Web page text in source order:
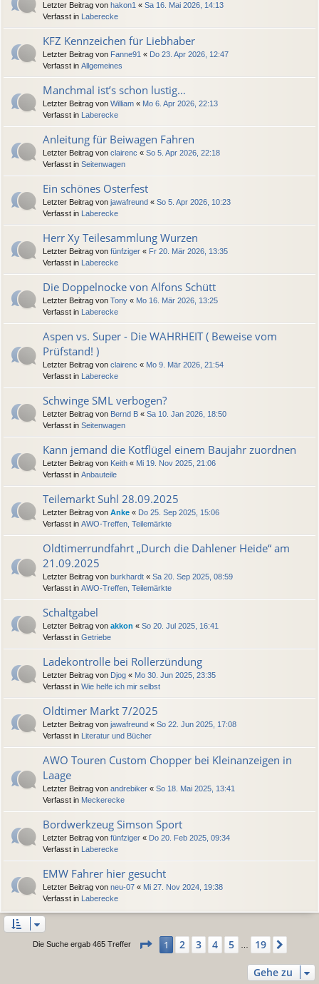
Letzter Beitrag von hakon1 « Sa 16. Mai 2026, 14:13
Verfasst in
Laberecke
KFZ Kennzeichen für Liebhaber
Letzter Beitrag von Fanne91 « Do 23. Apr 2026, 12:47
Verfasst in Allgemeines
Manchmal ist’s schon lustig…
Letzter Beitrag von William « Mo 6. Apr 2026, 22:13
Verfasst in
Laberecke
Anleitung für Beiwagen Fahren
Letzter Beitrag von clairenc « So 5. Apr 2026, 22:18
Verfasst in Seitenwagen
Ein schönes Osterfest
Letzter Beitrag von jawafreund « So 5. Apr 2026, 10:23
Verfasst in
Laberecke
Herr Xy Teilesammlung Wurzen
Letzter Beitrag von fünfziger « Fr 20. Mär 2026, 13:35
Verfasst in
Laberecke
Die Doppelnocke von Alfons Schütt
Letzter Beitrag von Tony « Mo 16. Mär 2026, 13:25
Verfasst in
Laberecke
Aspen vs. Super - Die WAHRHEIT ( Beweise vom
Prüfstand! )
Letzter Beitrag von clairenc « Mo 9. Mär 2026, 21:54
Verfasst in
Laberecke
Schwinge SML verbogen?
Letzter Beitrag von Bernd B « Sa 10. Jan 2026, 18:50
Verfasst in Seitenwagen
Kann jemand die Kotflügel einem Baujahr zuordnen
Letzter Beitrag von Keith « Mi 19. Nov 2025, 21:06
Verfasst in Anbauteile
Teilemarkt Suhl 28.09.2025
Letzter Beitrag von Anke « Do 25. Sep 2025, 15:06
Verfasst in AWO-Treffen, Teilemärkte
Oldtimerrundfahrt „Durch die Dahlener Heide“ am
21.09.2025
Letzter Beitrag von burkhardt « Sa 20. Sep 2025, 08:59
Verfasst in AWO-Treffen, Teilemärkte
Schaltgabel
Letzter Beitrag von akkon « So 20. Jul 2025, 16:41
Verfasst in Getriebe
Ladekontrolle bei Rollerzündung
Letzter Beitrag von Djog « Mo 30. Jun 2025, 23:35
Verfasst in Wie helfe ich mir selbst
Oldtimer Markt 7/2025
Letzter Beitrag von jawafreund « So 22. Jun 2025, 17:08
Verfasst in
Literatur und Bücher
AWO Touren Custom Chopper bei Kleinanzeigen in
Laage
Letzter Beitrag von andrebiker « So 18. Mai 2025, 13:41
Verfasst in Meckerecke
Bordwerkzeug Simson Sport
Letzter Beitrag von fünfziger « Do 20. Feb 2025, 09:34
Verfasst in
Laberecke
EMW Fahrer hier gesucht
Letzter Beitrag von neu-07 « Mi 27. Nov 2024, 19:38
Verfasst in
Laberecke
Die Suche ergab 465 Treffer Seite 1von 19
1 2 3 4 5 19
Gehe zu